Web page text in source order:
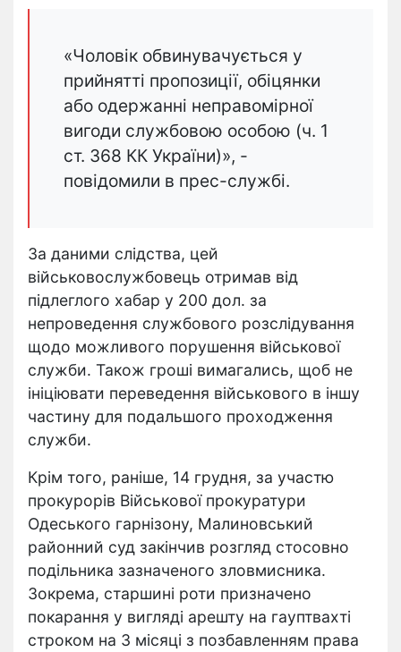
«Чоловік обвинувачується у
прийнятті пропозиції, обіцянки
або одержанні неправомірної
вигоди службовою особою (ч. 1
ст. 368 КК України)», -
повідомили в прес-службі.
За даними слідства, цей
військовослужбовець отримав від
підлеглого хабар у 200 дол. за
непроведення службового розслідування
щодо можливого порушення військової
служби. Також гроші вимагались, щоб не
ініціювати переведення військового в іншу
частину для подальшого проходження
служби.
Крім того, раніше, 14 грудня, за участю
прокурорів Військової прокуратури
Одеського гарнізону, Малиновський
районний суд закінчив розгляд стосовно
подільника зазначеного зловмисника.
Зокрема, старшині роти призначено
покарання у вигляді арешту на гауптвахті
строком на 3 місяці з позбавленням права